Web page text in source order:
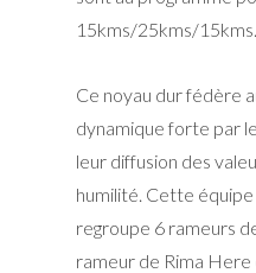
15kms/25kms/15kms.
Ce noyau dur fédère
dynamique forte par
leur diffusion des
humilité. Cette
regroupe 6 rameurs
rameur de Rima